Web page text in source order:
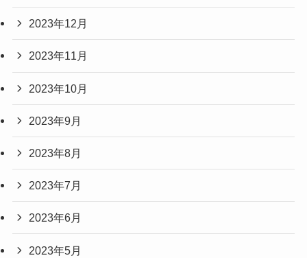
2023年12月
2023年11月
2023年10月
2023年9月
2023年8月
2023年7月
2023年6月
2023年5月